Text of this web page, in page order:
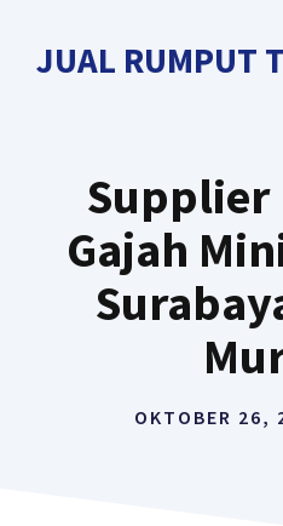
JUAL RUMPUT
Gajah
OKTOBER 26,